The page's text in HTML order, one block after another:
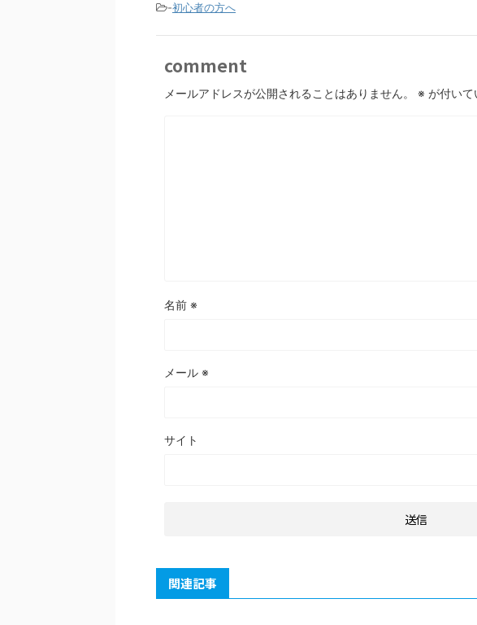
-初心者の方へ
comment
メールアドレスが公開されることはありません。 ※ が付いて
名前 ※
メール ※
サイト
関連記事